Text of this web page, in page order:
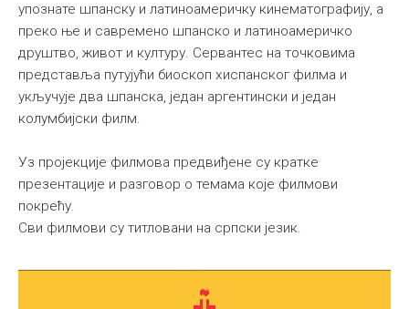
упознате шпанску и латиноамеричку кинематографију, а
преко ње и савремено шпанско и латиноамеричко
друштво, живот и културу. Сервантес на точковима
представља путујући биоскоп хиспанског филма и
укључује два шпанска, један аргентински и један
колумбијски филм.
Уз пројекције филмова предвиђене су кратке
презентације и разговор о темама које филмови
покрећу.
Сви филмови су титловани на српски језик.